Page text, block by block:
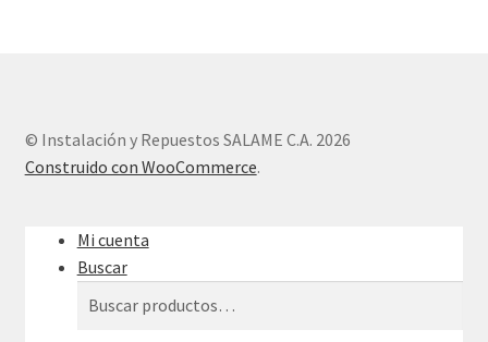
© Instalación y Repuestos SALAME C.A. 2026
Construido con WooCommerce.
Mi cuenta
Buscar